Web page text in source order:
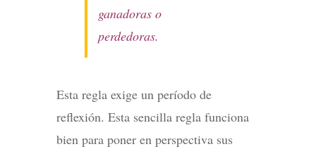
ganadoras o
perdedoras.
Esta regla exige un período de
reflexión. Esta sencilla regla funciona
bien para poner en perspectiva sus